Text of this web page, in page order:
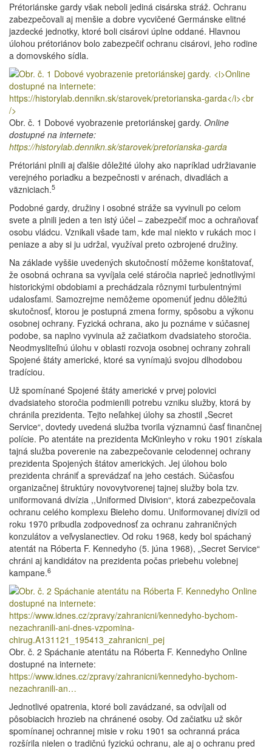
Prétoriánske gardy však neboli jediná cisárska stráž. Ochranu
zabezpečovali aj menšie a dobre vycvičené Germánske elitné
jazdecké jednotky, ktoré boli cisárovi úplne oddané. Hlavnou
úlohou prétoriánov bolo zabezpečiť ochranu cisárovi, jeho rodine
a domovského sídla.
Obr. č. 1 Dobové vyobrazenie pretoriánskej gardy. Online
dostupné na internete:
https://historylab.dennikn.sk/starovek/pretorianska-garda
Prétoriáni plnili aj ďalšie dôležité úlohy ako napríklad udržiavanie
verejného poriadku a bezpečnosti v arénach, divadlách a
väzniciach.5
Podobné gardy, družiny i osobné stráže sa vyvinuli po celom
svete a plnili jeden a ten istý účel – zabezpečiť moc a ochraňovať
osobu vládcu. Vznikali všade tam, kde mal niekto v rukách moc i
peniaze a aby si ju udržal, využíval preto ozbrojené družiny.
Na základe vyššie uvedených skutočností môžeme konštatovať,
že osobná ochrana sa vyvíjala celé stáročia naprieč jednotlivými
historickými obdobiami a prechádzala rôznymi turbulentnými
udalosťami. Samozrejme nemôžeme opomenúť jednu dôležitú
skutočnosť, ktorou je postupná zmena formy, spôsobu a výkonu
osobnej ochrany. Fyzická ochrana, ako ju poznáme v súčasnej
podobe, sa naplno vyvinula až začiatkom dvadsiateho storočia.
Neodmysliteľnú úlohu v oblasti rozvoja osobnej ochrany zohrali
Spojené štáty americké, ktoré sa vynímajú svojou dlhodobou
tradíciou.
Už spomínané Spojené štáty americké v prvej polovici
dvadsiateho storočia podmienili potrebu vzniku služby, ktorá by
chránila prezidenta. Tejto neľahkej úlohy sa zhostil „Secret
Service“, dovtedy uvedená služba tvorila významnú časť finančnej
polície. Po atentáte na prezidenta McKinleyho v roku 1901 získala
tajná služba poverenie na zabezpečovanie celodennej ochrany
prezidenta Spojených štátov amerických. Jej úlohou bolo
prezidenta chrániť a sprevádzať na jeho cestách. Súčasťou
organizačnej štruktúry novovytvorenej tajnej služby bola tzv.
uniformovaná divízia ,,Uniformed Division“, ktorá zabezpečovala
ochranu celého komplexu Bieleho domu. Uniformovanej divízii od
roku 1970 pribudla zodpovednosť za ochranu zahraničných
konzulátov a veľvyslanectiev. Od roku 1968, kedy bol spáchaný
atentát na Róberta F. Kennedyho (5. júna 1968), „Secret Service“
chráni aj kandidátov na prezidenta počas priebehu volebnej
kampane.6
Obr. č. 2 Spáchanie atentátu na Róberta F. Kennedyho Online
dostupné na internete:
https://www.idnes.cz/zpravy/zahranicni/kennedyho-bychom-
nezachranili-an…
Jednotlivé opatrenia, ktoré boli zavádzané, sa odvíjali od
pôsobiacich hrozieb na chránené osoby. Od začiatku už skôr
spomínanej ochrannej misie v roku 1901 sa ochranná práca
rozšírila nielen o tradičnú fyzickú ochranu, ale aj o ochranu pred